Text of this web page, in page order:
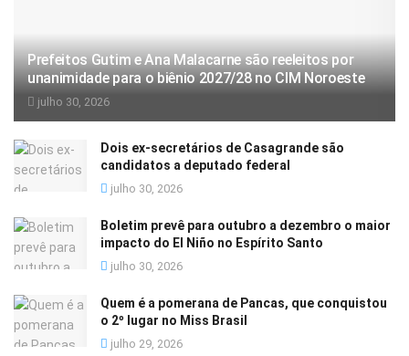
Prefeitos Gutim e Ana Malacarne são reeleitos por
unanimidade para o biênio 2027/28 no CIM Noroeste
julho 30, 2026
Dois ex-secretários de Casagrande são
candidatos a deputado federal
julho 30, 2026
Boletim prevê para outubro a dezembro o maior
impacto do El Niño no Espírito Santo
julho 30, 2026
Quem é a pomerana de Pancas, que conquistou
o 2º lugar no Miss Brasil
julho 29, 2026